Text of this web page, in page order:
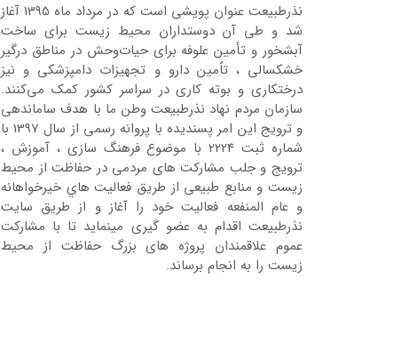
نذرطبیعت عنوان پویشی است که در مرداد ماه 1395 آغاز
شد و طی آن دوستداران محیط زیست برای ساخت
آبشخور و تأمین علوفه برای حیات‌وحش در مناطق درگیر
خشکسالی ، تاٌمین دارو و تجهیزات دامپزشکی و نیز
درختکاری و بوته کاری در سراسر کشور کمک می‌کنند.
سازمان مردم نهاد نذرطبیعت وطن ما با هدف ساماندهی
و ترویج این امر پسندیده با پروانه رسمی از سال 1397 با
شماره ثبت 2224 با موضوع فرهنگ سازی ، آموزش ،
ترویج و جلب مشارکت های مردمی در حفاظت از محیط
زیست و منابع طبیعی از طریق فعالیت هاي خیرخواهانه
و عام المنفعه فعالیت خود را آغاز و از طریق سایت
نذرطبیعت اقدام به عضو گیری مینماید تا با مشارکت
عموم علاقمندان پروژه های بزرگ حفاظت از محیط
زیست را به انجام برساند.